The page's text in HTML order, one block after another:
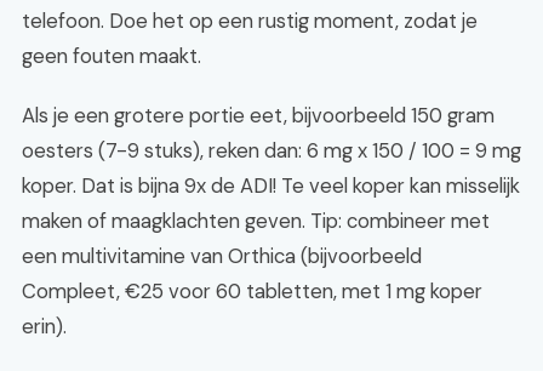
telefoon. Doe het op een rustig moment, zodat je
geen fouten maakt.
Als je een grotere portie eet, bijvoorbeeld 150 gram
oesters (7-9 stuks), reken dan: 6 mg x 150 / 100 = 9 mg
koper. Dat is bijna 9x de ADI! Te veel koper kan misselijk
maken of maagklachten geven. Tip: combineer met
een multivitamine van Orthica (bijvoorbeeld
Compleet, €25 voor 60 tabletten, met 1 mg koper
erin).